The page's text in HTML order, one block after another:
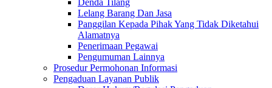
Denda Tilang
Lelang Barang Dan Jasa
Panggilan Kepada Pihak Yang Tidak Diketahui
Alamatnya
Penerimaan Pegawai
Pengumuman Lainnya
Prosedur Permohonan Informasi
Pengaduan Layanan Publik